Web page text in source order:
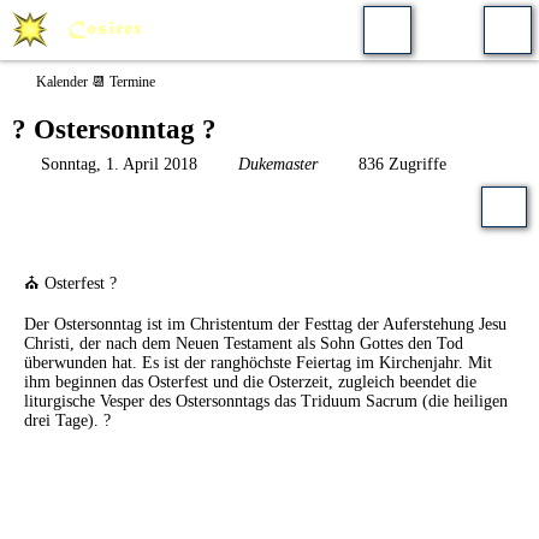
Kalender 📆 Termine
?️ Ostersonntag ?
Sonntag, 1. April 2018 Dukemaster 836 Zugriffe
⛪ Osterfest ?
Der Ostersonntag ist im Christentum der Festtag der Auferstehung Jesu
Christi, der nach dem Neuen Testament als Sohn Gottes den Tod
überwunden hat. Es ist der ranghöchste Feiertag im Kirchenjahr. Mit
ihm beginnen das Osterfest und die Osterzeit, zugleich beendet die
liturgische Vesper des Ostersonntags das Triduum Sacrum (die heiligen
drei Tage). ?